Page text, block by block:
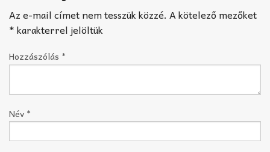
Az e-mail címet nem tesszük közzé. A kötelező mezőket
*karakterrel jelöltük
Hozzászólás *
Név *